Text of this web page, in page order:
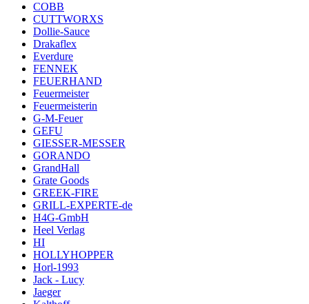
COBB
CUTTWORXS
Dollie-Sauce
Drakaflex
Everdure
FENNEK
FEUERHAND
Feuermeister
Feuermeisterin
G-M-Feuer
GEFU
GIESSER-MESSER
GORANDO
GrandHall
Grate Goods
GREEK-FIRE
GRILL-EXPERTE-de
H4G-GmbH
Heel Verlag
HI
HOLLYHOPPER
Horl-1993
Jack - Lucy
Jaeger